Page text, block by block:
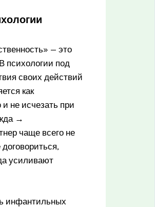
— это
психологии под
своих действий
как
не исчезать при
→
чаще всего не
усиливают
инфантильных